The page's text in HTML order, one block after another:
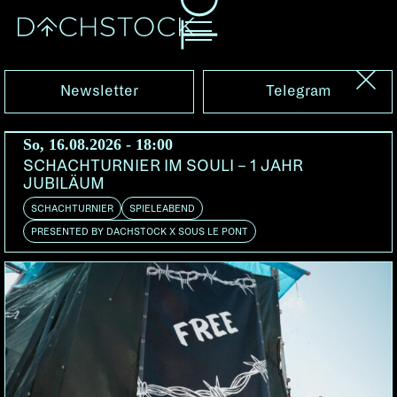
Fr, 21.11.2014
FRANGO Bern | Sirion
Newsletter Telegram
So, 16.08.2026 - 18:00
SCHACHTURNIER IM SOULI – 1 JAHR
JUBILÄUM
SCHACHTURNIER SPIELEABEND
PRESENTED BY DACHSTOCK X SOUS LE PONT